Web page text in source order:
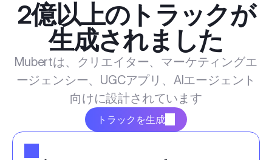
2億以上のトラックが
生成されました
Mubertは、クリエイター、マーケティングエ
ージェンシー、UGCアプリ、AIエージェント
向けに設計されています
トラックを生成